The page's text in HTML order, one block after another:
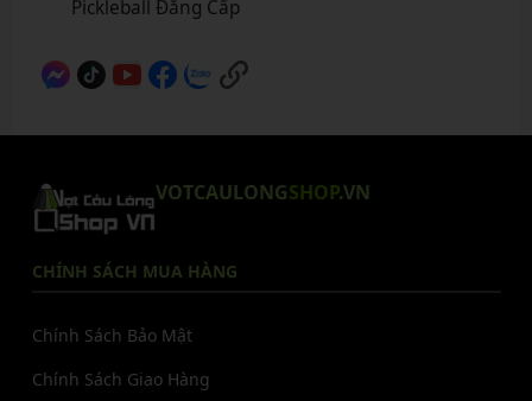
Pickleball Đẳng Cấp
VOTCAULONGSHOP.VN
CHÍNH SÁCH MUA HÀNG
Chính Sách Bảo Mật
Chính Sách Giao Hàng